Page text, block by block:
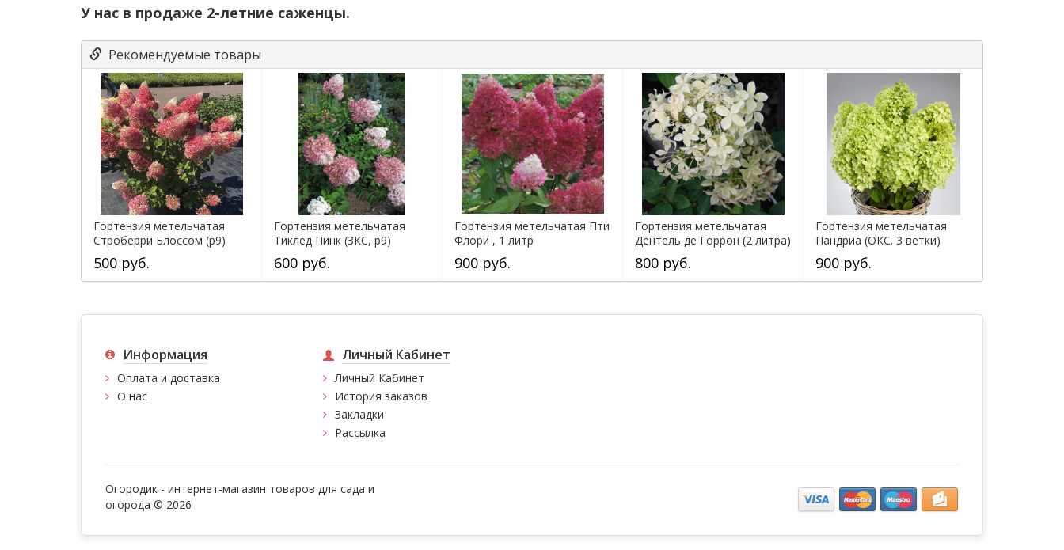
У нас в продаже 2-летние саженцы.
Рекомендуемые товары
Гортензия метельчатая
Строберри Блоссом (р9)
500 руб.
Гортензия метельчатая
Тиклед Пинк (ЗКС, р9)
600 руб.
Гортензия метельчатая Пти
Флори , 1 литр
900 руб.
Гортензия метельчатая
Дентель де Горрон (2 литра)
800 руб.
Гортензия метельчатая
Пандриа (ОКС. 3 ветки)
900 руб.
Информация
Оплата и доставка
О нас
Личный Кабинет
Личный Кабинет
История заказов
Закладки
Рассылка
Огородик - интернет-магазин товаров для сада и
огорода © 2026